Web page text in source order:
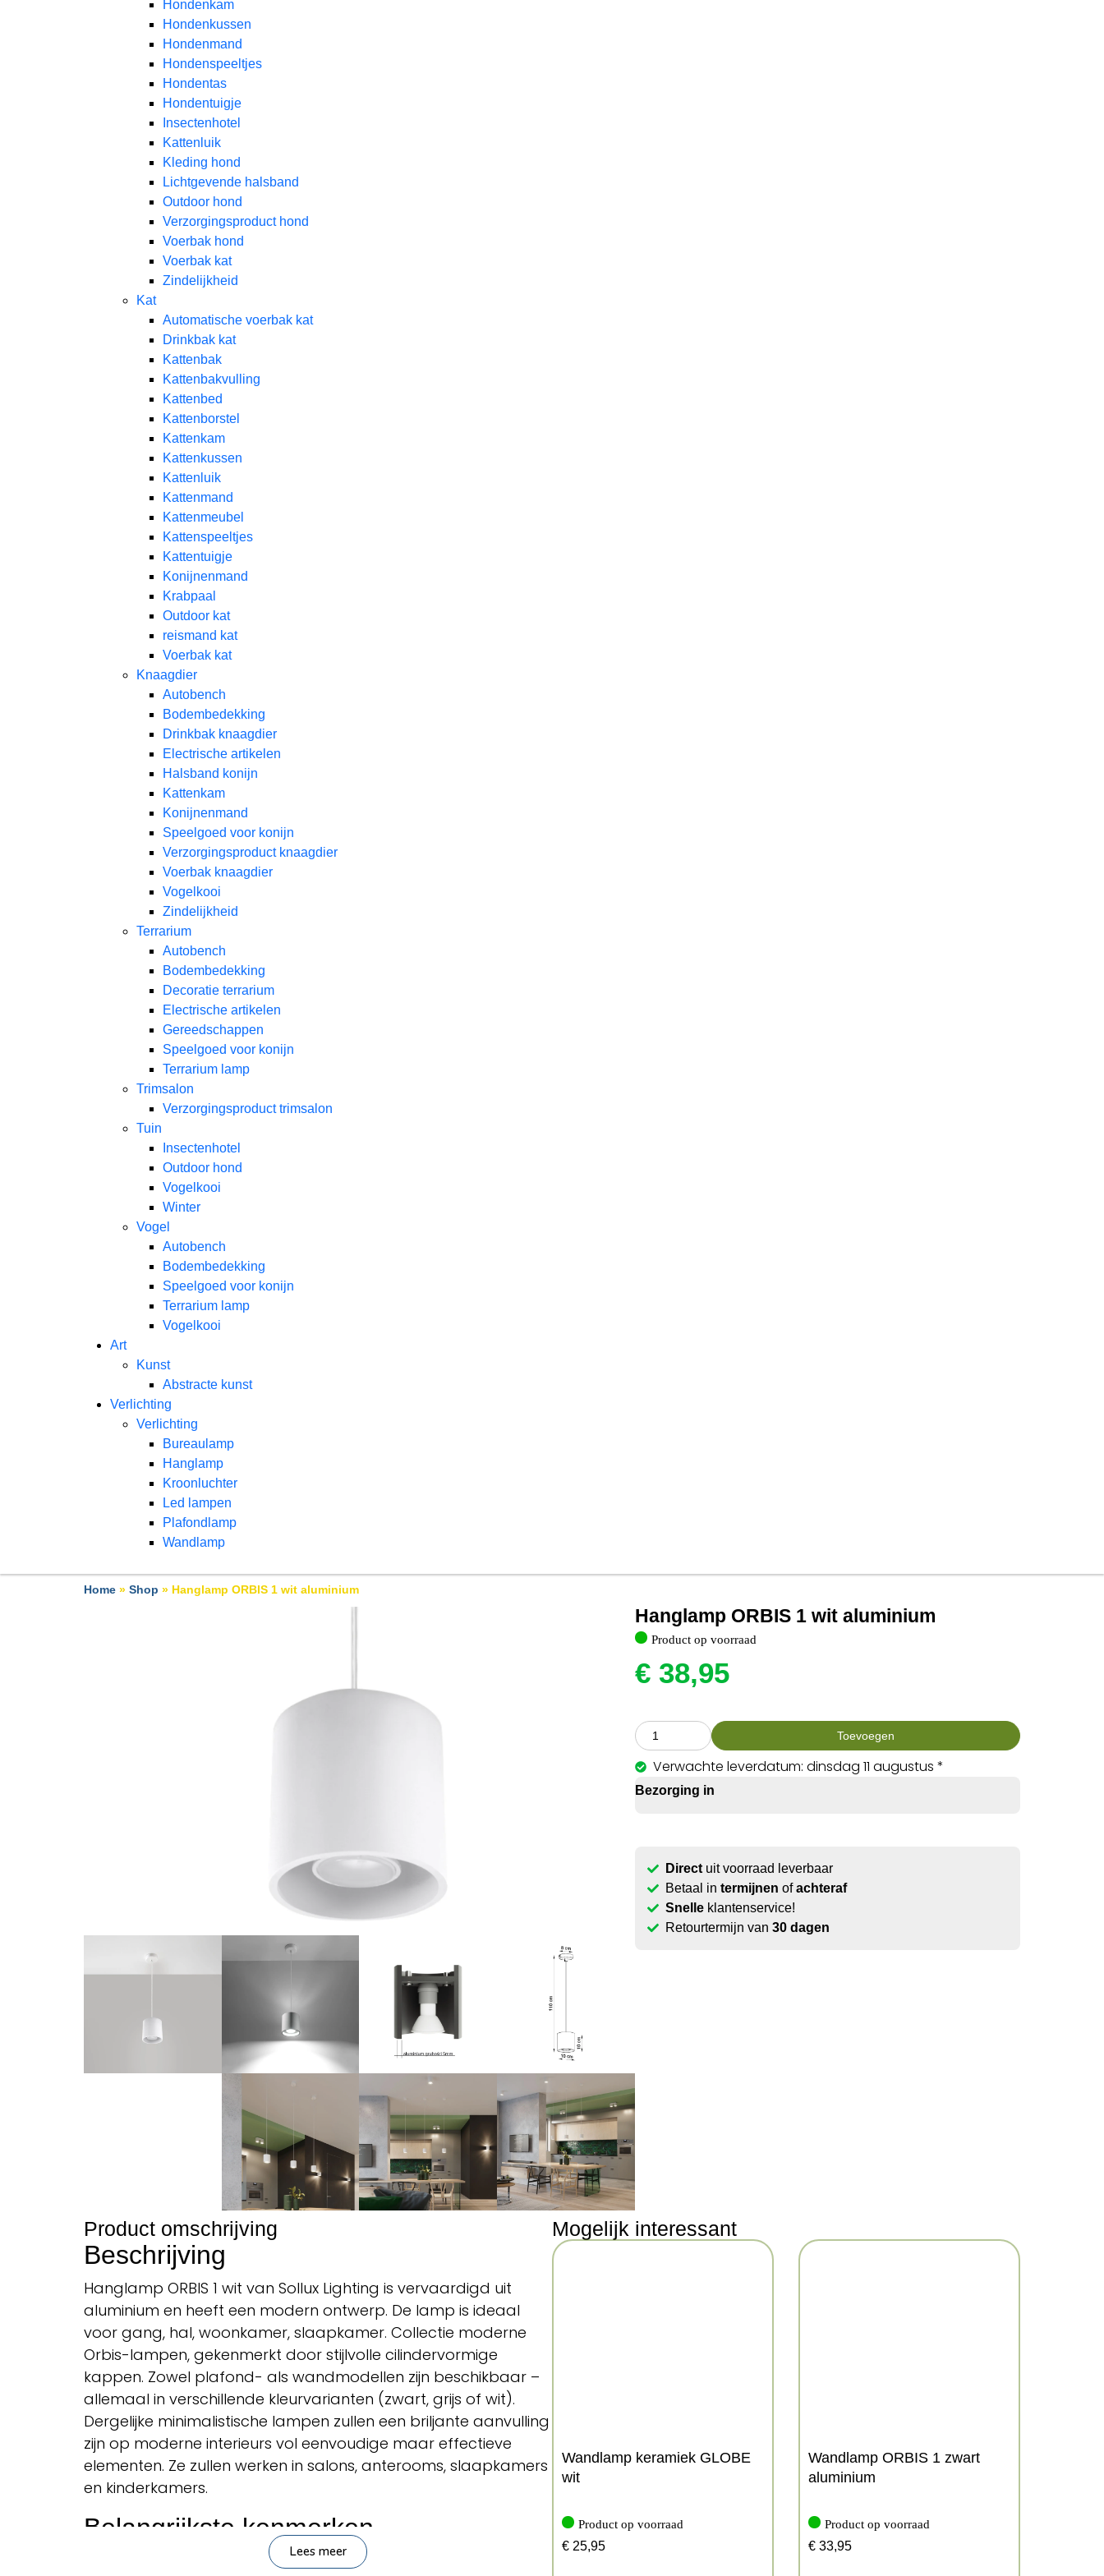
Hondenkam
Hondenkussen
Hondenmand
Hondenspeeltjes
Hondentas
Hondentuigje
Insectenhotel
Kattenluik
Kleding hond
Lichtgevende halsband
Outdoor hond
Verzorgingsproduct hond
Voerbak hond
Voerbak kat
Zindelijkheid
Kat
Automatische voerbak kat
Drinkbak kat
Kattenbak
Kattenbakvulling
Kattenbed
Kattenborstel
Kattenkam
Kattenkussen
Kattenluik
Kattenmand
Kattenmeubel
Kattenspeeltjes
Kattentuigje
Konijnenmand
Krabpaal​
Outdoor kat
reismand kat​
Voerbak kat
Knaagdier
Autobench
Bodembedekking
Drinkbak knaagdier
Electrische artikelen
Halsband konijn
Kattenkam
Konijnenmand
Speelgoed voor konijn​
Verzorgingsproduct knaagdier
Voerbak knaagdier
Vogelkooi
Zindelijkheid
Terrarium
Autobench
Bodembedekking
Decoratie terrarium
Electrische artikelen
Gereedschappen
Speelgoed voor konijn
Terrarium lamp
Trimsalon
Verzorgingsproduct trimsalon
Tuin
Insectenhotel
Outdoor hond
Vogelkooi
Winter
Vogel
Autobench
Bodembedekking
Speelgoed voor konijn
Terrarium lamp
Vogelkooi
Art
Kunst
Abstracte kunst
Verlichting
Verlichting
Bureaulamp
Hanglamp
Kroonluchter
Led lampen
Plafondlamp
Wandlamp
Home » Shop » Hanglamp ORBIS 1 wit aluminium
Hanglamp ORBIS 1 wit aluminium
Product op voorraad
€38,95
Toevoegen
Verwachte leverdatum: dinsdag 11 augustus *
Bezorging in
Direct uit voorraad leverbaar
Betaal intermijnen ofachteraf
Snelle klantenservice!
Retourtermijn van30 dagen
Product omschrijving
Beschrijving
Hanglamp ORBIS 1 wit van Sollux Lighting is vervaardigd uit
aluminium en heeft een modern ontwerp. De lamp is ideaal
voor gang, hal, woonkamer, slaapkamer. Collectie moderne
Orbis-lampen, gekenmerkt door stijlvolle cilindervormige
kappen. Zowel plafond- als wandmodellen zijn beschikbaar –
allemaal in verschillende kleurvarianten (zwart, grijs of wit).
Dergelijke minimalistische lampen zullen een briljante aanvulling
zijn op moderne interieurs vol eenvoudige maar effectieve
elementen. Ze zullen werken in salons, anterooms, slaapkamers
en kinderkamers.
Belangrijkste kenmerken
Lees meer
Mogelijk interessant
Wandlamp keramiek GLOBE
wit
Product op voorraad
€ 25,95
Wandlamp ORBIS 1 zwart
aluminium
Product op voorraad
€ 33,95